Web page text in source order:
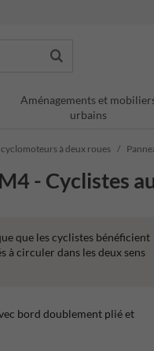
Aménagements et
urbains
à deux roues
- Cyclistes
que les cyclistes bénéficient
à circuler dans les deux sens
bord doublement plié et